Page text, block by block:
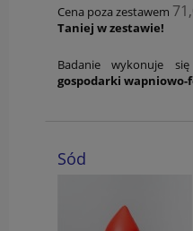
Cena poza zestawem
Taniej w zestawie!
Badanie wykonuje
gospodarki
Sód